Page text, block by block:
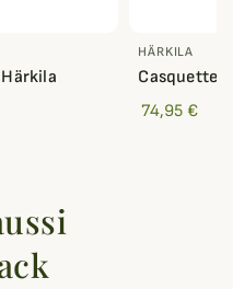
HÄRKILA
Casquette
74,95 €